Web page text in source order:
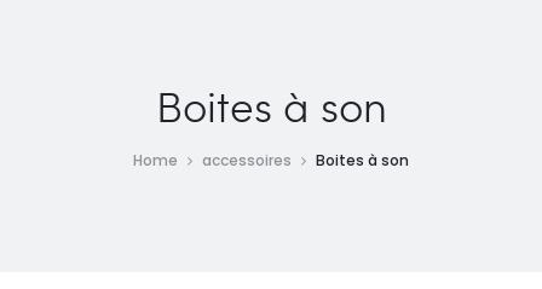
Boites à son
Home accessoires Boites à son